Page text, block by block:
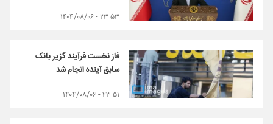
۲۳:۵۳ - ۱۴۰۴/۰۸/۰۶
فاز نخست فرآیند گزیر بانک
سابق آینده انجام شد
۲۳:۵۱ - ۱۴۰۴/۰۸/۰۶